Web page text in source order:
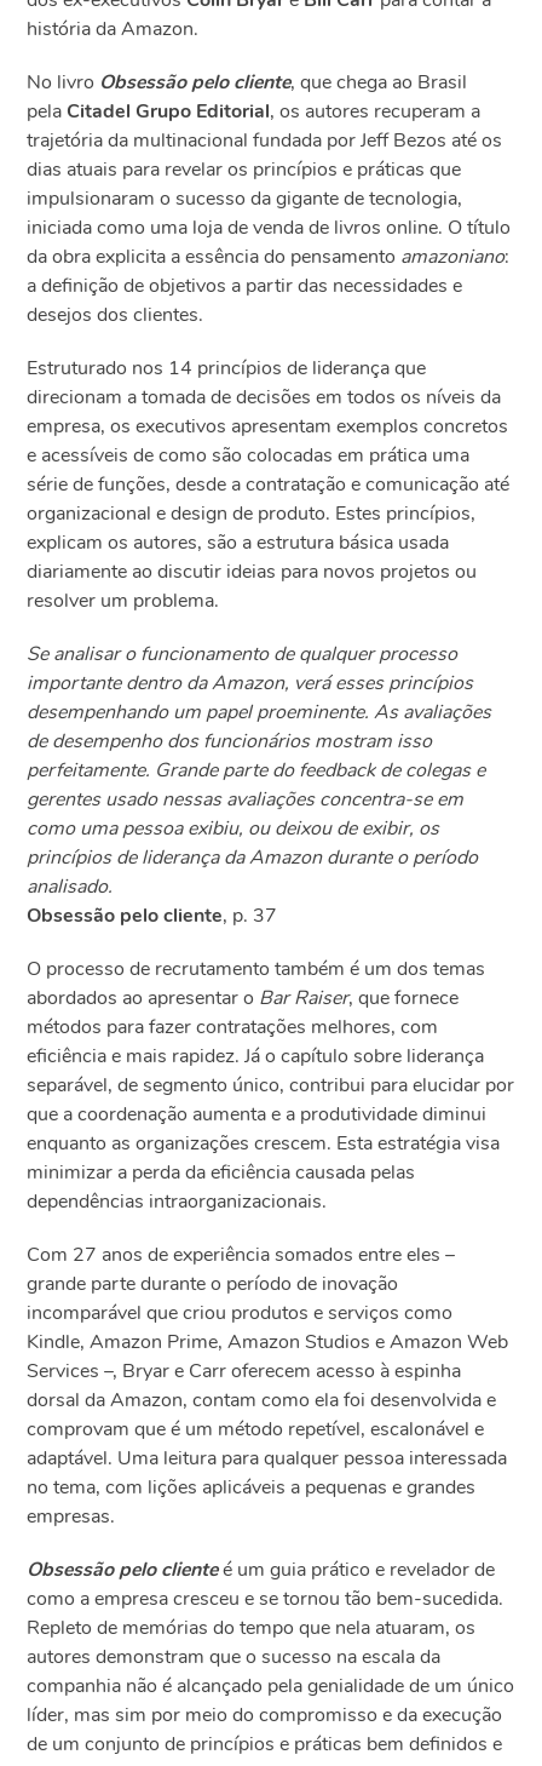
história da Amazon.
No livro Obsessão pelo cliente, que chega ao Brasil
pela Citadel Grupo Editorial, os autores recuperam a
trajetória da multinacional fundada por Jeff Bezos até os
dias atuais para revelar os princípios e práticas que
impulsionaram o sucesso da gigante de tecnologia,
iniciada como uma loja de venda de livros online. O título
da obra explicita a essência do pensamento amazoniano:
a definição de objetivos a partir das necessidades e
desejos dos clientes.
Estruturado nos 14 princípios de liderança que
direcionam a tomada de decisões em todos os níveis da
empresa, os executivos apresentam exemplos concretos
e acessíveis de como são colocadas em prática uma
série de funções, desde a contratação e comunicação até
organizacional e design de produto. Estes princípios,
explicam os autores, são a estrutura básica usada
diariamente ao discutir ideias para novos projetos ou
resolver um problema.
Se analisar o funcionamento de qualquer processo
importante dentro da Amazon, verá esses princípios
desempenhando um papel proeminente. As avaliações
de desempenho dos funcionários mostram isso
perfeitamente. Grande parte do feedback de colegas e
gerentes usado nessas avaliações concentra-se em
como uma pessoa exibiu, ou deixou de exibir, os
princípios de liderança da Amazon durante o período
analisado.
Obsessão pelo cliente, p. 37
O processo de recrutamento também é um dos temas
abordados ao apresentar o Bar Raiser, que fornece
métodos para fazer contratações melhores, com
eficiência e mais rapidez. Já o capítulo sobre liderança
separável, de segmento único, contribui para elucidar por
que a coordenação aumenta e a produtividade diminui
enquanto as organizações crescem. Esta estratégia visa
minimizar a perda da eficiência causada pelas
dependências intraorganizacionais.
Com 27 anos de experiência somados entre eles –
grande parte durante o período de inovação
incomparável que criou produtos e serviços como
Kindle, Amazon Prime, Amazon Studios e Amazon Web
Services –, Bryar e Carr oferecem acesso à espinha
dorsal da Amazon, contam como ela foi desenvolvida e
comprovam que é um método repetível, escalonável e
adaptável. Uma leitura para qualquer pessoa interessada
no tema, com lições aplicáveis a pequenas e grandes
empresas.
Obsessão pelo clienteé um guia prático e revelador de
como a empresa cresceu e se tornou tão bem-sucedida.
Repleto de memórias do tempo que nela atuaram, os
autores demonstram que o sucesso na escala da
companhia não é alcançado pela genialidade de um único
líder, mas sim por meio do compromisso e da execução
de um conjunto de princípios e práticas bem definidos e